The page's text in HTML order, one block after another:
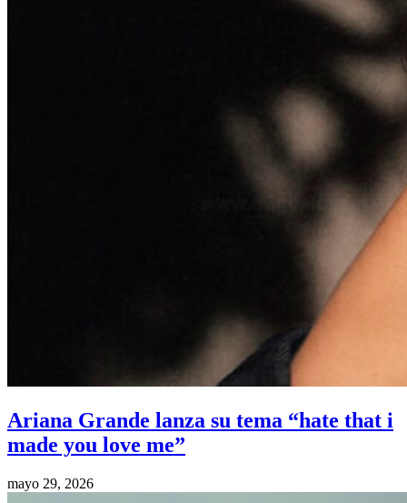
Ariana Grande lanza su tema “hate that i
made you love me”
mayo 29, 2026